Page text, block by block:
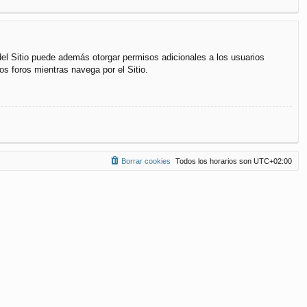
Sitio puede además otorgar permisos adicionales a los usuarios
foros mientras navega por el Sitio.
Todos los horarios son UTC+02:00
Borrar cookies